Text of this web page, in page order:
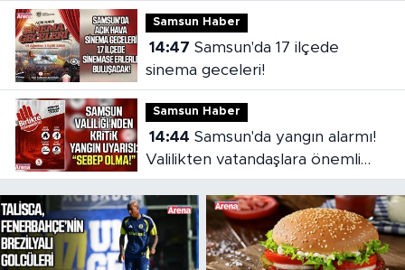
Samsun Haber
14:47
sinema geceleri!
Samsun Haber
14:44
Valilikten vatandaşlara önemli
çağrı